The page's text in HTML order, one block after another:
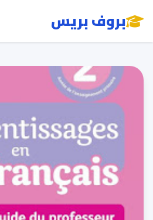
بروف بريس